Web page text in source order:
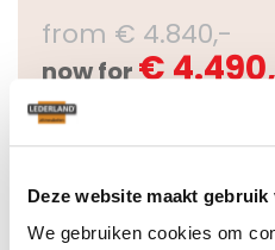
Deze website maakt gebruik
We gebruiken cookies om
from € 4.840,-
now for€
Questions